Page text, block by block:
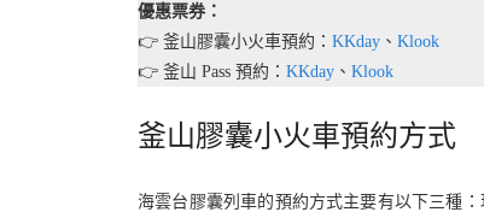
優惠票券：
👉 釜山膠囊小火車預約： KKday 、 Klook
👉 釜山 Pass 預約： KKday 、 Klook
釜山膠囊小火車預約方式
海雲台膠囊列車的預約方式主要有以下三種